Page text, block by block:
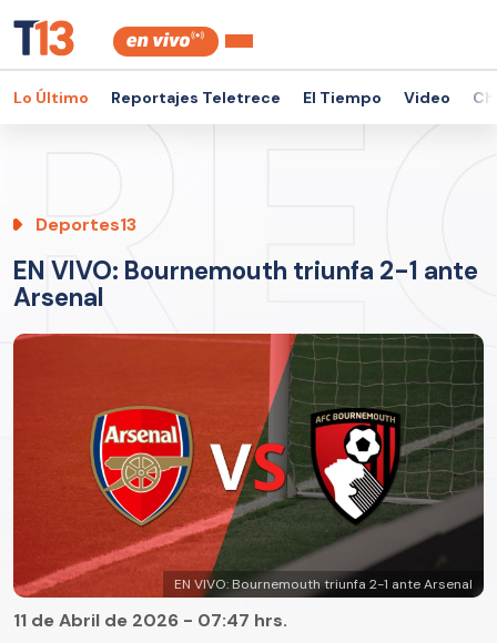
Lo Último Reportajes Teletrece El Tiempo Video
Deportes13
EN VIVO: Bournemouth triunfa 2-1 ante
Arsenal
EN VIVO: Bournemouth triunfa 2-1 ante Arsenal
11 de Abril de 2026 - 07:47 hrs.